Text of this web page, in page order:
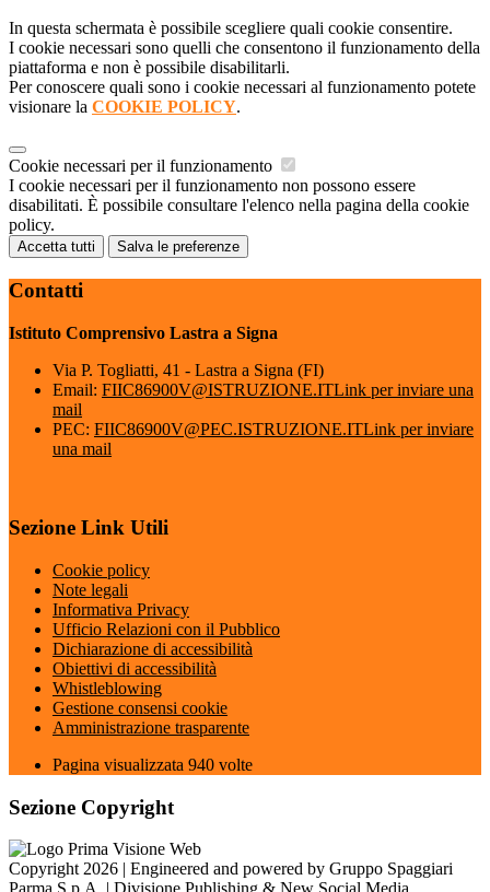
In questa schermata è possibile scegliere quali cookie consentire.
I cookie necessari sono quelli che consentono il funzionamento della
piattaforma e non è possibile disabilitarli.
Per conoscere quali sono i cookie necessari al funzionamento potete
visionare la COOKIE POLICY.
Cookie necessari per il funzionamento
I cookie necessari per il funzionamento non possono essere
disabilitati. È possibile consultare l'elenco nella pagina della cookie
policy.
Accetta tutti Salva le preferenze
Contatti
Istituto Comprensivo Lastra a Signa
Via P. Togliatti, 41 - Lastra a Signa (FI)
Email: FIIC86900V@ISTRUZIONE.ITLink per inviare una
mail
PEC: FIIC86900V@PEC.ISTRUZIONE.ITLink per inviare
una mail
Sezione Link Utili
Cookie policy
Note legali
Informativa Privacy
Ufficio Relazioni con il Pubblico
Dichiarazione di accessibilità
Obiettivi di accessibilità
Whistleblowing
Gestione consensi cookie
Amministrazione trasparente
Pagina visualizzata 940 volte
Sezione Copyright
Copyright 2026 | Engineered and powered by Gruppo Spaggiari